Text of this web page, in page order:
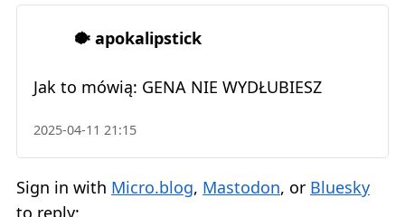
🐡 apokalipstick
Jak to mówią: GENA NIE WYDŁUBIESZ
2025-04-11 21:15
Sign in with Micro.blog, Mastodon, or Bluesky